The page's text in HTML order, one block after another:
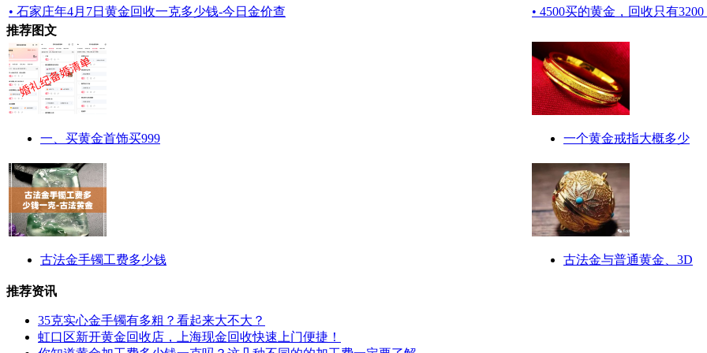
• 石家庄年4月7日黄金回收一克多少钱-今日金价查
• 4500买的黄金，回收只有
推荐图文
一、买黄金首饰买999 一个黄金戒指大概多少
古法金手镯工费多少钱 古法金与普通黄金、3D
推荐资讯
35克实心金手镯有多粗？看起来大不大？
虹口区新开黄金回收店，上海现金回收快速上门便捷！